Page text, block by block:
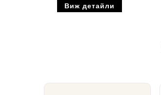
Виж детайли